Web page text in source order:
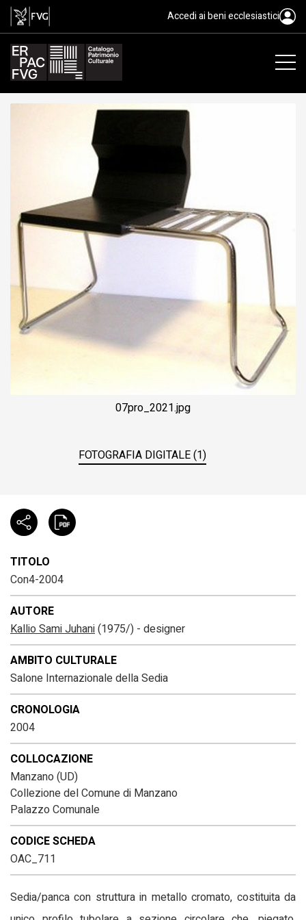
oggetto di design, Kallio Sami
Accedi ai beni ecclesiastici
07pro_2021.jpg
FOTOGRAFIA DIGITALE (1)
TITOLO
Con4-2004
AUTORE
Kallio Sami Juhani(1975/) - designer
AMBITO CULTURALE
Salone Internazionale della Sedia
CRONOLOGIA
2004
COLLOCAZIONE
Manzano (UD)
Collezione del Comune di Manzano
Palazzo Comunale
CODICE SCHEDA
OAC_711
Sedia/panca con struttura in metallo cromato, costituita da